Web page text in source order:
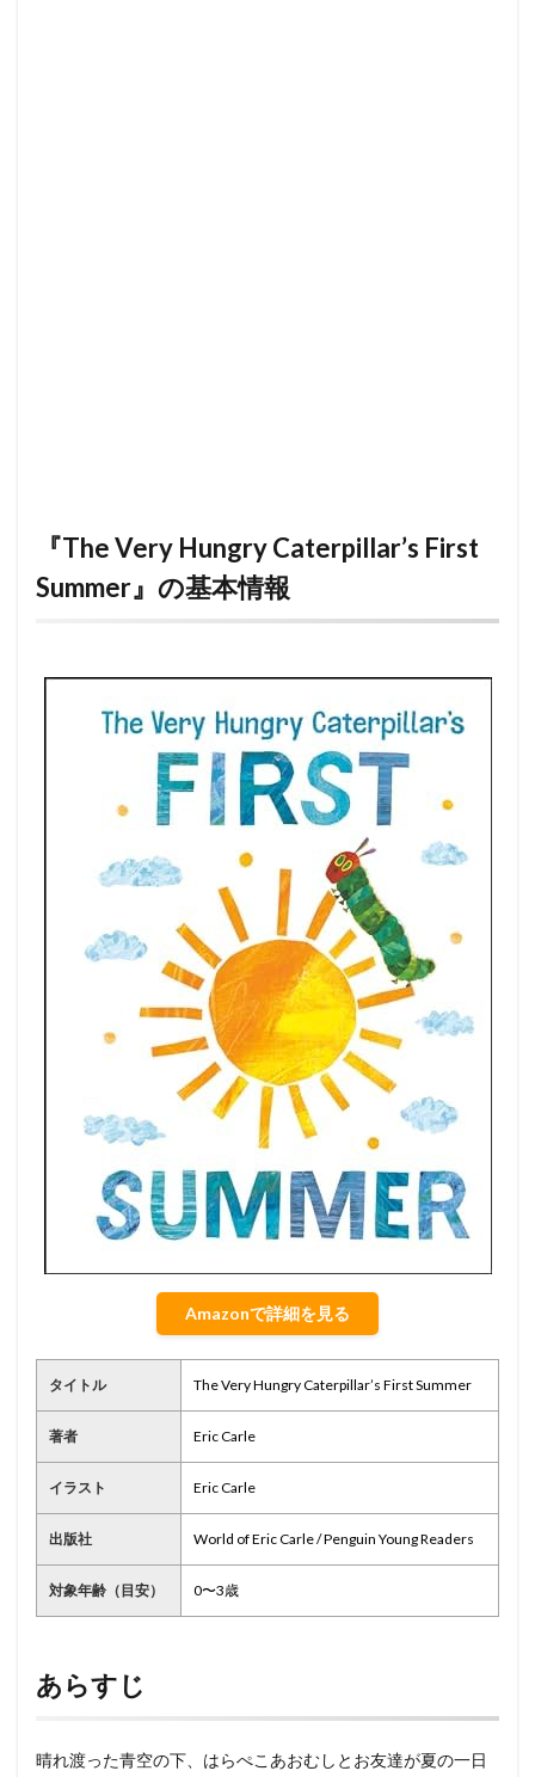
『The Very Hungry Caterpillar’s First
Summer』の基本情報
Amazonで詳細を見る
タイトル The Very Hungry Caterpillar’s First Summer
著者 Eric Carle
イラスト Eric Carle
出版社 World of Eric Carle / Penguin Young Readers
対象年齢（目安） 0〜3歳
あらすじ
晴れ渡った青空の下、はらぺこあおむしとお友達が夏の一日